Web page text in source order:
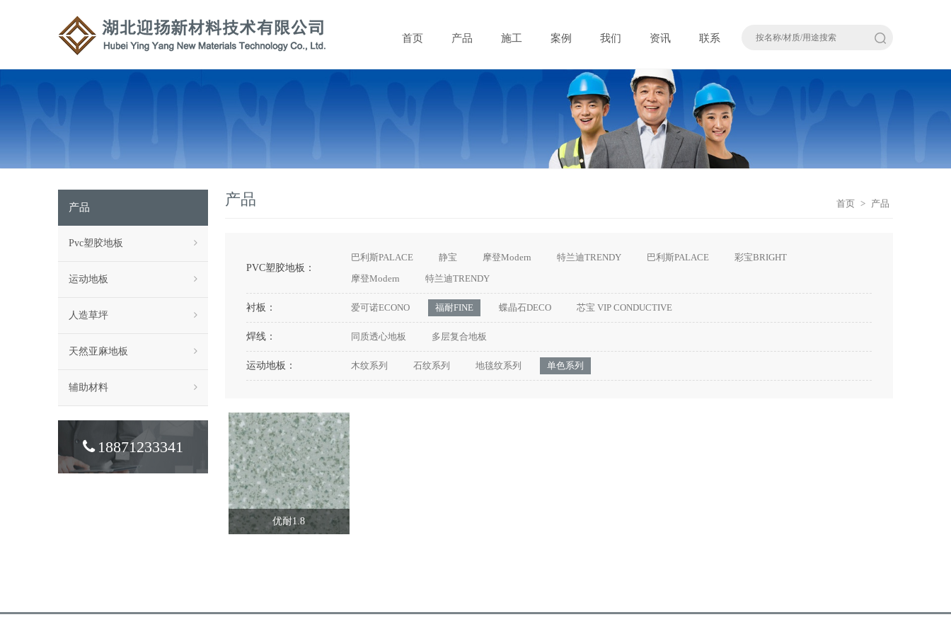
首页 产品 施工 案例 我们 资讯 联系
产品
Pvc塑胶地板
运动地板
人造草坪
天然亚麻地板
辅助材料
18871233341
产品 首页 > 产品
PVC塑胶地板：
巴利斯PALACE 静宝 摩登Modern 特兰迪TRENDY 巴利斯PALACE
彩宝BRIGHT
摩登Modern
特兰迪TRENDY
衬板： 爱可诺ECONO 福耐FINE 蝶晶石DECO 芯宝 VIP CONDUCTIVE
焊线： 同质透心地板 多层复合地板
运动地板： 木纹系列 石纹系列 地毯纹系列 单色系列
优耐1.8